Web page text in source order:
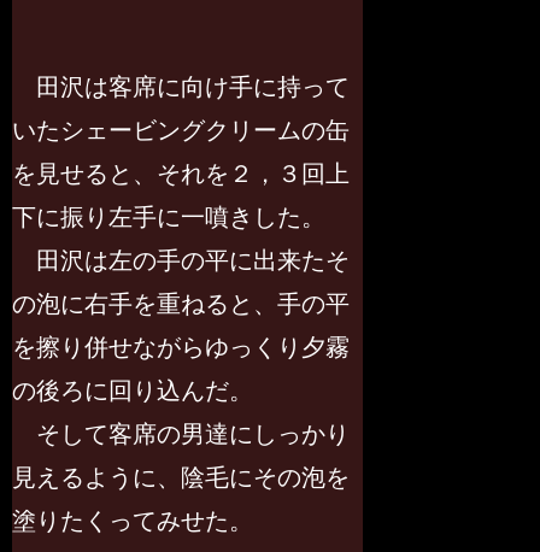
田沢は客席に向け手に持って
いたシェービングクリームの缶
を見せると、それを２，３回上
下に振り左手に一噴きした。
田沢は左の手の平に出来たそ
の泡に右手を重ねると、手の平
を擦り併せながらゆっくり夕霧
の後ろに回り込んだ。
そして客席の男達にしっかり
見えるように、陰毛にその泡を
塗りたくってみせた。